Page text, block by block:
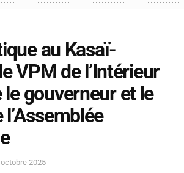
au Kasaï-
VPM de l’Intérieur
gouverneur et le
2025